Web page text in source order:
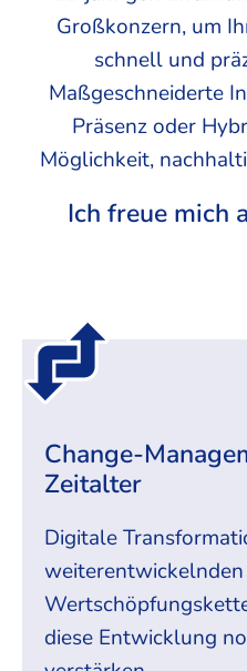
Großkonzern, um
schnell und
Maßgeschneiderte
Präsenz oder
Möglichkeit,
Ich freue mich
Change-
Zeitalter
Digitale
diese Entwicklung